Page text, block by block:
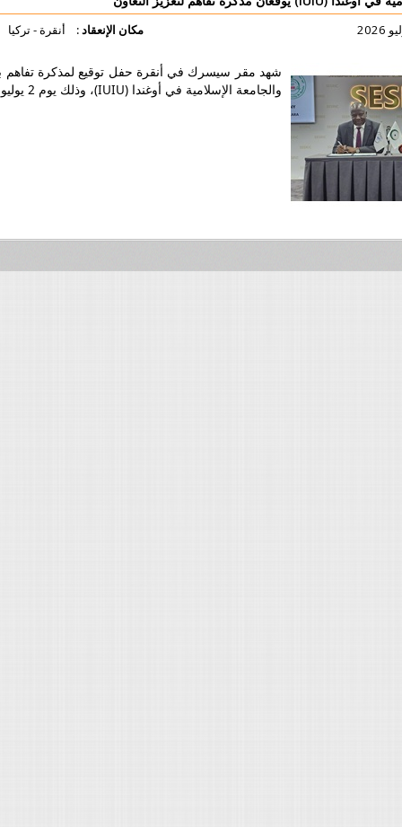
أنقرة - تركيا
شهد مقر سيسرك في أنقرة حفل توقيع لمذكرة تفاهم بين سيسرك
والجامعة الإسلامية في أوغندا (IUIU)، وذلك يوم 2 يوليو 2026.